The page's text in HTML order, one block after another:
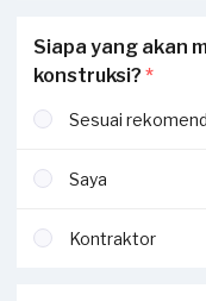
Siapa yang akan
konstruksi? *
Sesuai
Saya
Kontraktor